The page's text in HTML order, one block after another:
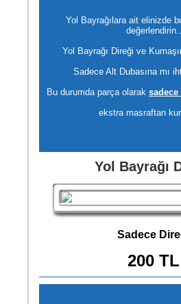
Yol Bayrağılara ait elinizde
değerlendirin..
Yol Bayrağı Direği ve
Sadece Alt Dubasına mı
Bu durumda parça olarak sadece
ekstra masraftan
Yol Bayrağı
Sadece
200 TL